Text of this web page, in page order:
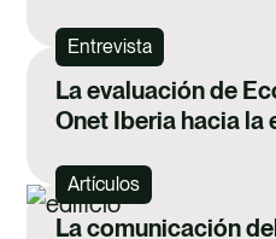
Entrevista
La evaluación de
Onet Iberia hacia la
Artículos
La comunicación